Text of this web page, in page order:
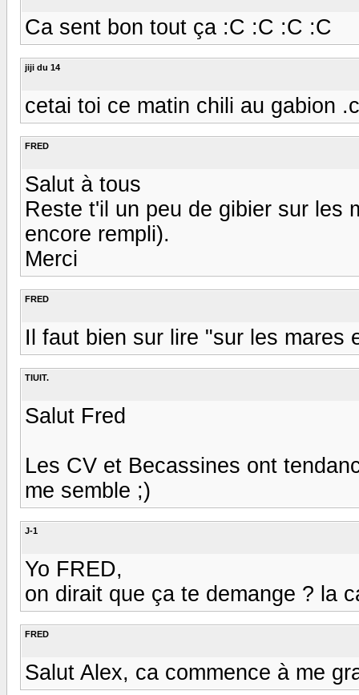
Ca sent bon tout ça :C :C :C :C
jiji du 14
cetai toi ce matin chili au gabion
FRED
Salut à tous
Reste t'il un peu de gibier sur les
encore rempli).
Merci
FRED
Il faut bien sur lire "sur les mares
TIUIT.
Salut Fred
Les CV et Becassines ont
me semble ;)
J-1
Yo FRED,
on dirait que ça te demange ? la
FRED
Salut Alex, ca commence à me